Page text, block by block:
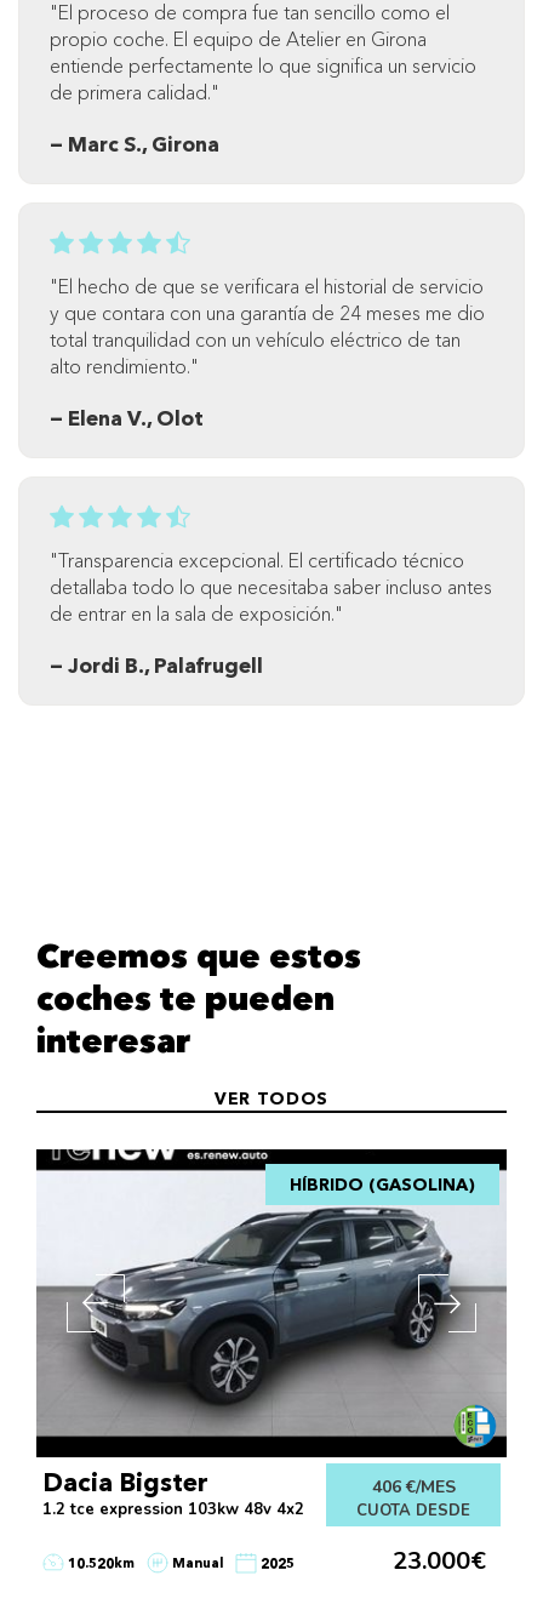
"El proceso de compra fue tan sencillo como el
propio coche. El equipo de Atelier en Girona
entiende perfectamente lo que significa un servicio
de primera calidad."
— Marc S., Girona
"El hecho de que se verificara el historial de servicio
y que contara con una garantía de 24 meses me dio
total tranquilidad con un vehículo eléctrico de tan
alto rendimiento."
— Elena V., Olot
"Transparencia excepcional. El certificado técnico
detallaba todo lo que necesitaba saber incluso antes
de entrar en la sala de exposición."
— Jordi B., Palafrugell
Creemos que estos
coches te pueden
interesar
VER TODOS
HÍBRIDO (GASOLINA)
Dacia Bigster
1.2 tce expression 103kw 48v 4x2
406 €/MES
CUOTA DESDE
10.520km Manual 2025 23.000€